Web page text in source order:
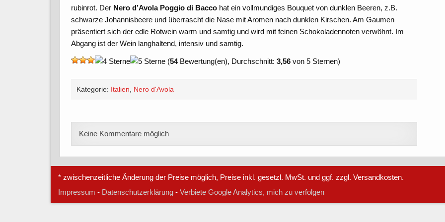
rubinrot. Der Nero d’Avola Poggio di Bacco hat ein vollmundiges Bouquet von dunklen Beeren, z.B.
schwarze Johannisbeere und überrascht die Nase mit Aromen nach dunklen Kirschen. Am Gaumen
präsentiert sich der edle Rotwein warm und samtig und wird mit feinen Schokoladennoten verwöhnt. Im
Abgang ist der Wein langhaltend, intensiv und samtig.
(54Bewertung(en), Durchschnitt:3,56 von 5 Sternen)
Kategorie: Italien Nero d'Avola
Keine Kommentare möglich
* zwischenzeitliche Änderung der Preise möglich, Preise inkl. gesetzl. MwSt. und ggf. zzgl. Versandkosten.
Impressum - Datenschutzerklärung - Verbiete Google Analytics, mich zu verfolgen